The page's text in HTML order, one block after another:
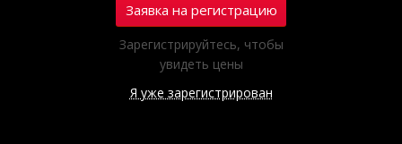
Заявка на регистрацию
Зарегистрируйтесь, чтобы
увидеть цены
Я уже зарегистрирован